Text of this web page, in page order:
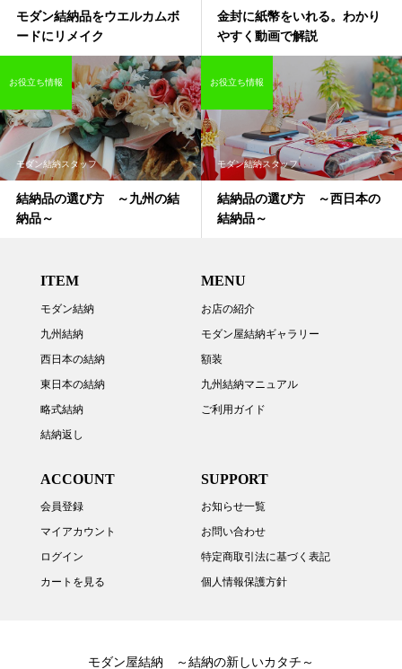
モダン結納品をウエルカムボ
ードにリメイク
金封に紙幣をいれる。わかり
やすく動画で解説
モダン結納スタッフ
結納品の選び方 ～九州の結
納品～
お役立ち情報
モダン結納スタッフ
結納品の選び方 ～西日本の
結納品～
お役立ち情報
ITEM
モダン結納
九州結納
西日本の結納
東日本の結納
略式結納
結納返し
MENU
お店の紹介
モダン屋結納ギャラリー
額装
九州結納マニュアル
ご利用ガイド
ACCOUNT
会員登録
マイアカウント
ログイン
カートを見る
SUPPORT
お知らせ一覧
お問い合わせ
特定商取引法に基づく表記
個人情報保護方針
モダン屋結納 ～結納の新しいカタチ～